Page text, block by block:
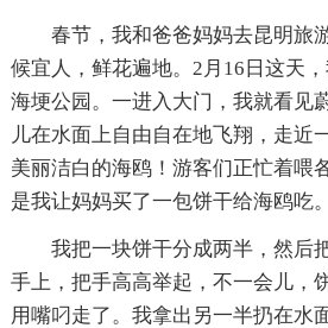
春节，我和爸爸妈妈去昆明旅
候宜人，鲜花遍地。2月16日这天
海埂公园。一进入大门，我就看见
儿在水面上自由自在地飞翔，走近
美丽洁白的海鸥！游客们正忙着喂
是我让妈妈买了一包饼干给海鸥吃。
我把一块饼干分成两半，然后
手上，把手高高举起，不一会儿，
用嘴叼走了。我拿出另一半扔在水